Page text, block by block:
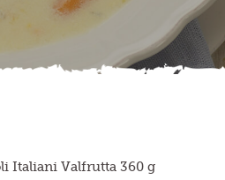
Italiani Valfrutta 360 g